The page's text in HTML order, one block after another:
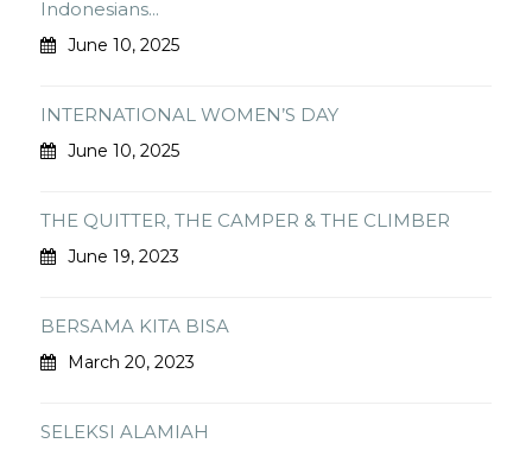
Indonesians...
June 10, 2025
INTERNATIONAL WOMEN’S DAY
June 10, 2025
THE QUITTER, THE CAMPER & THE CLIMBER
June 19, 2023
BERSAMA KITA BISA
March 20, 2023
SELEKSI ALAMIAH